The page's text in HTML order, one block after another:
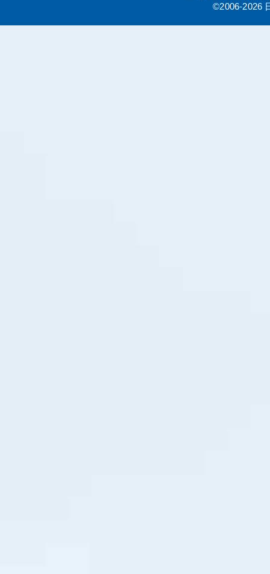
©2006-2026